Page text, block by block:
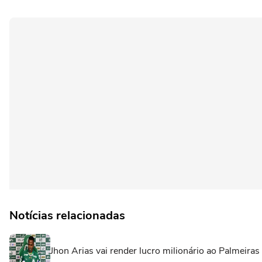
Notícias relacionadas
Jhon Arias vai render lucro milionário ao Palmeiras